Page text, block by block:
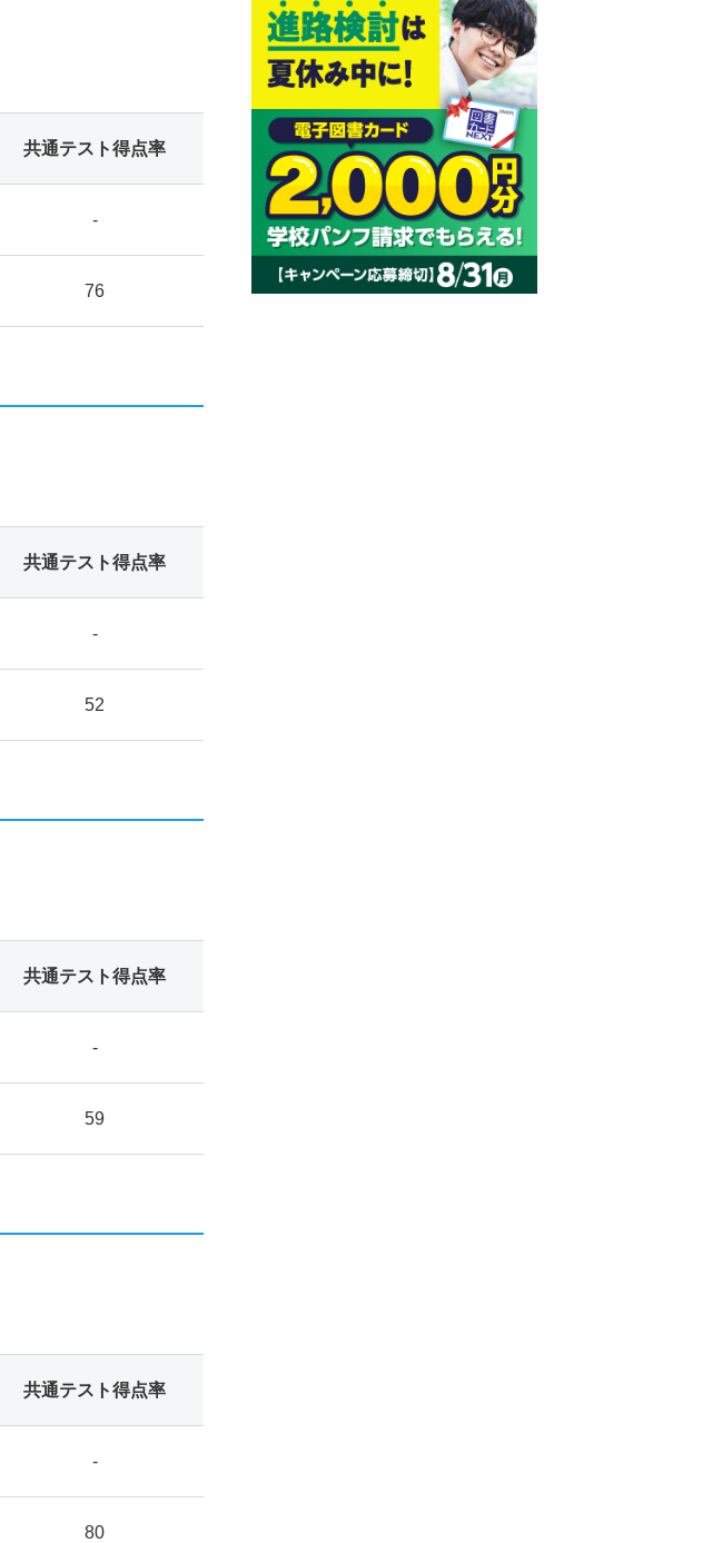
共通テスト得点率
-
76
共通テスト得点率
-
52
共通テスト得点率
-
59
共通テスト得点率
-
80